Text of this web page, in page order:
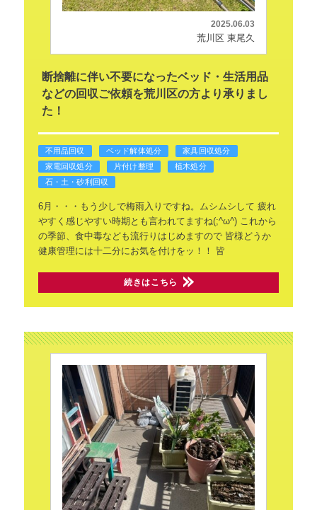
2025.06.03
荒川区 東尾久
断捨離に伴い不要になったベッド・生活用品
などの回収ご依頼を荒川区の方より承りまし
た！
不用品回収 ベッド解体処分
家具回収処分
家電回収処分
片付け整理
植木処分
石・土・砂利回収
6月・・・もう少しで梅雨入りですね。ムシムシして 疲れ
やすく感じやすい時期とも言われてますね(;^ω^)これから
の季節、食中毒なども流行りはじめますので皆様どうか
健康管理には十二分にお気を付けをッ！！
皆
続きはこちら